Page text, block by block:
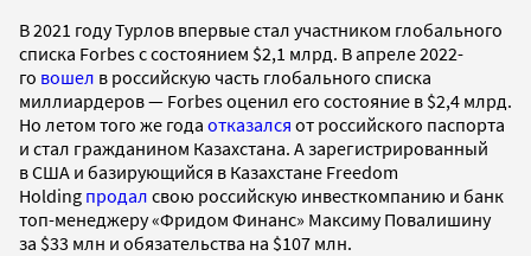
В 2021 году Турлов впервые стал участником глобального
списка Forbes с состоянием $2,1 млрд. В апреле 2022-
го вошел в российскую часть глобального списка
миллиардеров — Forbes оценил его состояние в $2,4 млрд.
Но летом того же года отказался от российского паспорта
и стал гражданином Казахстана. А зарегистрированный
в США и базирующийся в Казахстане Freedom
Holding продал свою российскую инвесткомпанию и банк
топ-менеджеру «Фридом Финанс» Максиму Повалишину
за $33 млн и обязательства на $107 млн.